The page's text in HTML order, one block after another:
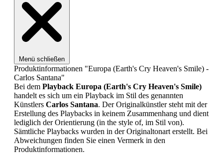
Menü schließen
Produktinformationen "Europa (Earth's Cry Heaven's Smile) -
Carlos Santana"
Bei dem Playback Europa (Earth's Cry Heaven's Smile)
handelt es sich um ein Playback im Stil des genannten
Künstlers Carlos Santana. Der Originalkünstler steht mit der
Erstellung des Playbacks in keinem Zusammenhang und dient
lediglich der Orientierung (in the style of, im Stil von).
Sämtliche Playbacks wurden in der Originaltonart erstellt. Bei
Abweichungen finden Sie einen Vermerk in den
Produktinformationen.